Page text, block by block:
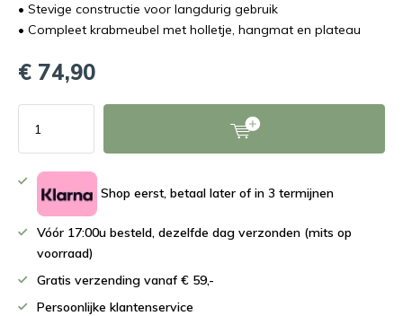
• Stevige constructie voor langdurig gebruik
• Compleet krabmeubel met holletje, hangmat en plateau
€ 74,90
Shop eerst, betaal later of in 3 termijnen
Vóór 17:00u besteld, dezelfde dag verzonden (mits op
voorraad)
Gratis verzending vanaf € 59,-
Persoonlijke klantenservice